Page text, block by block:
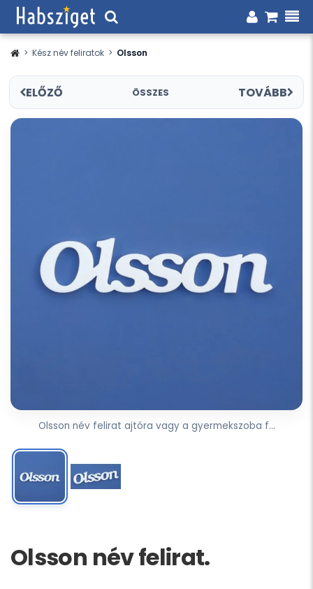
> Kész név feliratok > Olsson
ELŐZŐ ÖSSZES TOVÁBB
Olsson név felirat ajtóra vagy a gyermekszoba f...
Olsson név felirat.